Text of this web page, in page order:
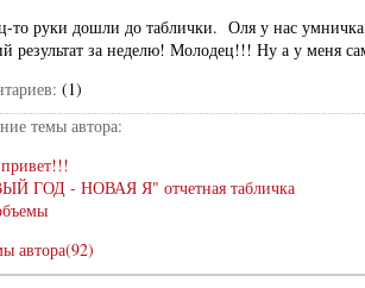
то руки дошли до таблички. Оля у нас
результат за неделю! Молодец!!! Ну а у меня
(1)
темы автора:
ГОД - НОВАЯ Я" отчетная табличка
автора(92)